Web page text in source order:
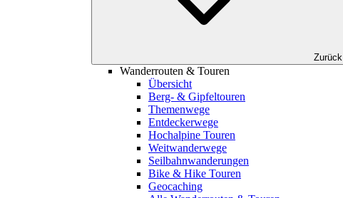
Zurück
Wanderrouten & Touren
Übersicht
Berg- & Gipfeltouren
Themenwege
Entdeckerwege
Hochalpine Touren
Weitwanderwege
Seilbahnwanderungen
Bike & Hike Touren
Geocaching